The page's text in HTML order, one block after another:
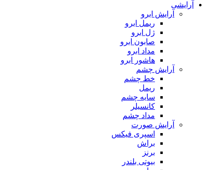
آرایشی
آرایش ابرو
ریمل ابرو
ژل ابرو
صابون ابرو
مداد ابرو
هاشور ابرو
آرایش چشم
خط چشم
ریمل
سایه چشم
کانسیلر
مداد چشم
آرایش صورت
اسپری فیکس
براش
برنز
بیوتی بلندر